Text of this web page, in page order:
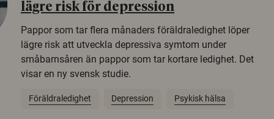
lägre risk för depression
Pappor som tar flera månaders föräldraledighet löper
lägre risk att utveckla depressiva symtom under
småbarnsåren än pappor som tar kortare ledighet. Det
visar en ny svensk studie.
Föräldraledighet Depression Psykisk hälsa